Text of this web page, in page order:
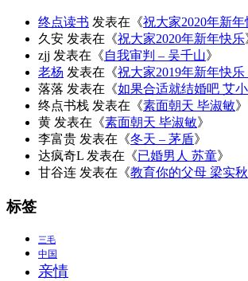
终点读书 发表在《祝大家2020年新年
久安 发表在《祝大家2020年新年快乐
zjj 发表在《自我审判 – 吴千山》
老杨 发表在《祝大家2019年新年快
落落 发表在《如果合适就结婚吧 艾
终点书栈 发表在《素面朝天 毕淑敏》
黄 发表在《素面朝天 毕淑敏》
李富贵 发表在《冬天 – 茅盾》
达疯奇L 发表在《已婚男人 苏童》
甘谷连 发表在《教育你的父母 梁实秋
标签
三毛
中国
亲情